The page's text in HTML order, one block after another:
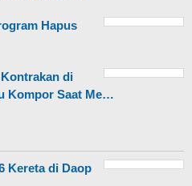
Hapus
di
Kompor Saat Me…
Kereta di Daop